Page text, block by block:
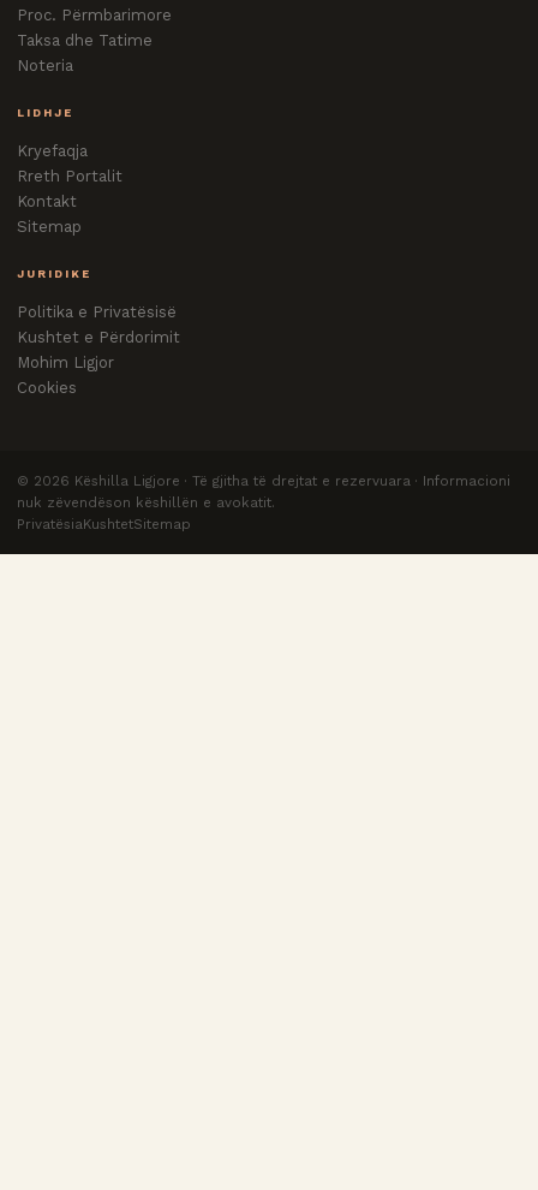
Proc. Përmbarimore
Taksa dhe Tatime
Noteria
LIDHJE
Kryefaqja
Rreth Portalit
Kontakt
Sitemap
JURIDIKE
Politika e Privatësisë
Kushtet e Përdorimit
Mohim Ligjor
Cookies
© 2026 Këshilla Ligjore · Të gjitha të drejtat e rezervuara · Informacioni
nuk zëvendëson këshillën e avokatit.
PrivatësiaKushtetSitemap